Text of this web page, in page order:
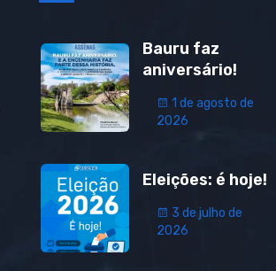
Bauru faz
aniversário!
1 de agosto de
2026
Eleições: é hoje!
3 de julho de
2026